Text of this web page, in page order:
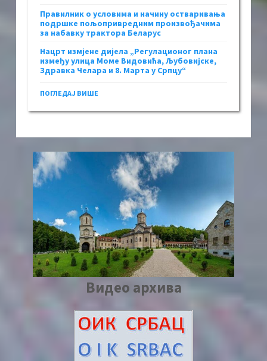
Правилник о условима и начину остваривања
подршке пољопривредним произвођачима
за набавку трактора Беларус
Нацрт измјене дијела „Регулационог плана
између улица Моме Видовића, Љубовијске,
Здравка Челара и 8. Марта у Српцу“
ПОГЛЕДАЈ ВИШЕ
Видео архива